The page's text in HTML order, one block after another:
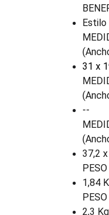
31 x
--
37,2
1,84
2,3 Kg